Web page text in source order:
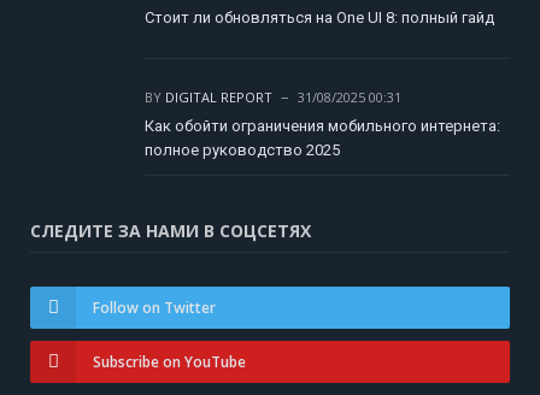
Стоит ли обновляться на One UI 8: полный гайд
BY DIGITAL REPORT
31/08/2025 00:31
Как обойти ограничения мобильного интернета:
полное руководство 2025
СЛЕДИТЕ ЗА НАМИ В СОЦСЕТЯХ
Follow on Twitter
Subscribe on YouTube